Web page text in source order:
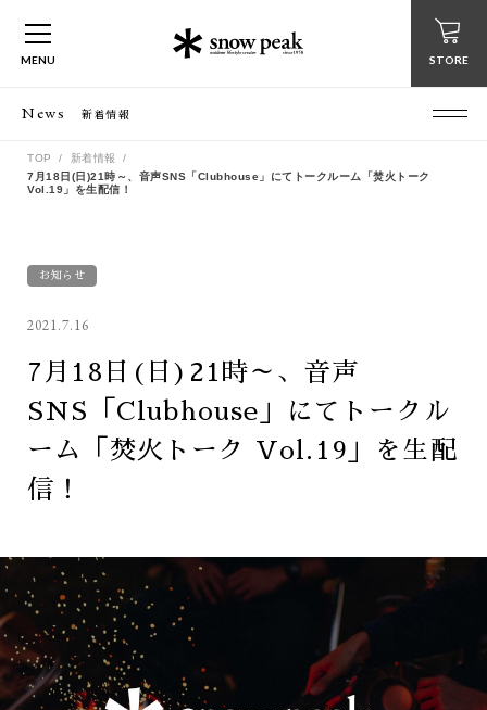
MENU STORE
News 新着情報
TOP
新着情報
7月18日(日)21時～、音声SNS「Clubhouse」にてトークルーム「焚火トーク
Vol.19」を生配信！
お知らせ
2021.7.16
7月18日(日)21時～、音声
SNS「Clubhouse」にてトークル
ーム「焚火トーク Vol.19」を生配
信！